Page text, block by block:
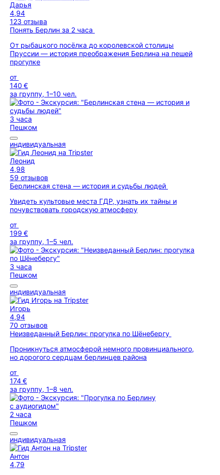
Дарья
4,94
123 отзыва
Понять Берлин за 2 часа
От рыбацкого посёлка до королевской столицы
Пруссии — история преображения Берлина на пешей
прогулке
от
140 €
за группу, 1–10 чел.
3 часа
Пешком
индивидуальная
Леонид
4,98
59 отзывов
Берлинская стена — история и судьбы людей
Увидеть культовые места ГДР, узнать их тайны и
почувствовать городскую атмосферу
от
199 €
за группу, 1–5 чел.
3 часа
Пешком
индивидуальная
Игорь
4,94
70 отзывов
Неизведанный Берлин: прогулка по Шёнебергу
Проникнуться атмосферой немного провинциального,
но дорогого сердцам берлинцев района
от
174 €
за группу, 1–8 чел.
2 часа
Пешком
индивидуальная
Антон
4,79